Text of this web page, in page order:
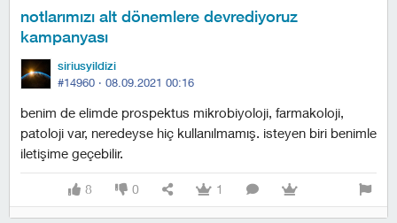
notlarımızı alt dönemlere devrediyoruz
kampanyası
siriusyildizi
#14960 · 08.09.2021 00:16
benim de elimde prospektus mikrobiyoloji, farmakoloji,
patoloji var, neredeyse hiç kullanılmamış. i̇steyen biri benimle
iletişime geçebilir.
8 0 1